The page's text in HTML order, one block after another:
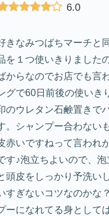
6.0
きなみつばちマーチと
を１つ使いきりました
からなのでお店でも言
グで60日前後の使いき
のウレタン石鹸置きで
。シャンプー合わない
赤いですねって言われ
す♪泡立ちよいので、泡
頭皮をしっかり予洗い
すぎないコツなのかな
ーになれてる身として